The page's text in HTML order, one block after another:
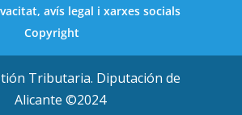
avís legal i xarxes socials
Copyright
Tributaria. Diputación de
Alicante ©2024